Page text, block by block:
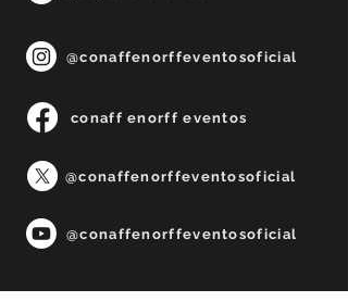
@conaffenorffeventosoficial
conaff enorff eventos
@conaffenorffeventosoficial
@conaffenorffeventosoficial